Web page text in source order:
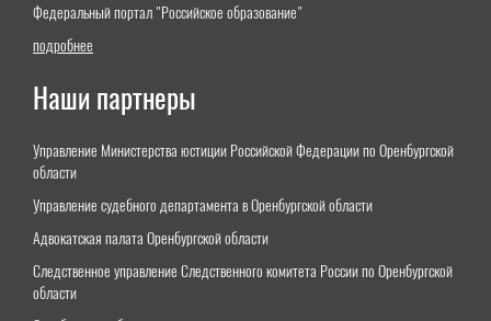
Федеральный портал "Российское образование"
подробнее
Наши партнеры
Управление Министерства юстиции Российской Федерации по Оренбургской
области
Управление судебного департамента в Оренбургской области
Адвокатская палата Оренбургской области
Следственное управление Следственного комитета России по Оренбургской
области